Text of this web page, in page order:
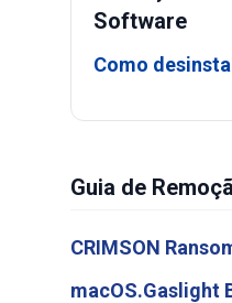
Software
Como
Guia de
CRIMSON
macOS.Gaslight